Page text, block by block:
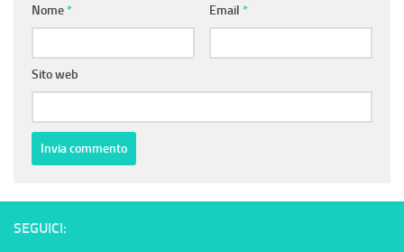
Nome* Email *
Sito web
SEGUICI: